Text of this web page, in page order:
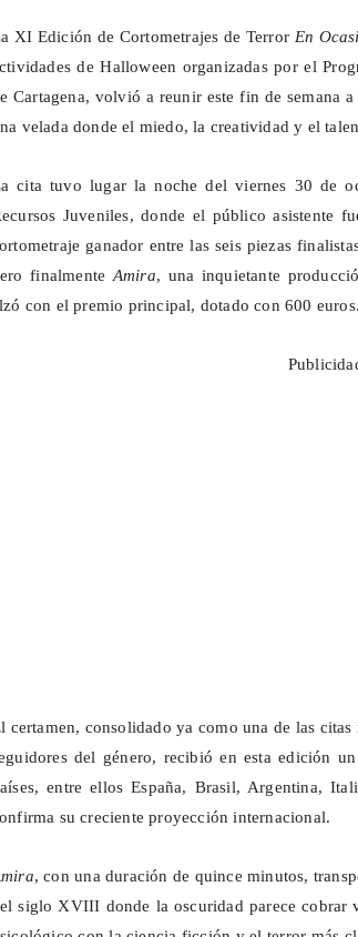
XI Edición de Cortometrajes de Terror En
de Halloween organizadas por el
Cartagena, volvió a reunir este fin de semana
velada donde el miedo, la creatividad y el
cita tuvo lugar la noche del viernes 30 de
Juveniles, donde el público asistente
ganador entre las seis piezas
finalmenteAmira, una inquietante
con el premio principal, dotado con 600 euros.
certamen, consolidado ya como una de las
del género, recibió en esta edición
entre ellos España, Brasil, Argentina,
su creciente proyección internacional.
, con una duración de quince minutos,
siglo XVIII donde la oscuridad parece